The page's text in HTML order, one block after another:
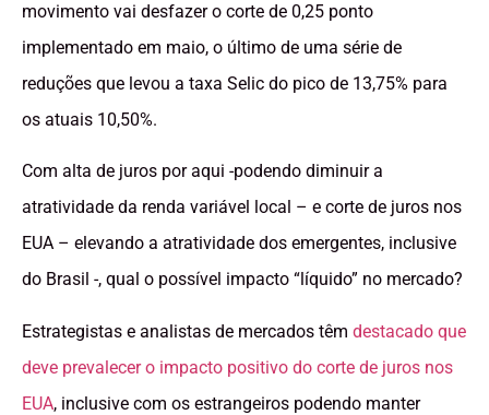
movimento vai desfazer o corte de 0,25 ponto
implementado em maio, o último de uma série de
reduções que levou a taxa Selic do pico de 13,75% para
os atuais 10,50%.
Com alta de juros por aqui -podendo diminuir a
atratividade da renda variável local – e corte de juros nos
EUA – elevando a atratividade dos emergentes, inclusive
do Brasil -, qual o possível impacto “líquido” no mercado?
Estrategistas e analistas de mercados têm destacado que
deve prevalecer o impacto positivo do corte de juros nos
EUA, inclusive com os estrangeiros podendo manter